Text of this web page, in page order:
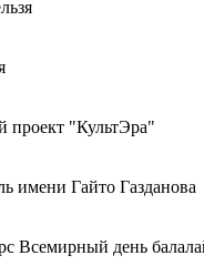
проект "КультЭра"
имени Гайто Газданова
Всемирный день